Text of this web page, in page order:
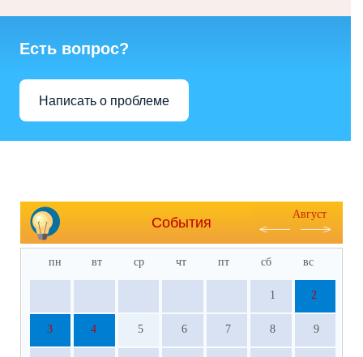
Есть вопрос?
Написать о проблеме
События
Август
пн вт ср чт пт сб вс
1 2
3 4 5 6 7 8 9